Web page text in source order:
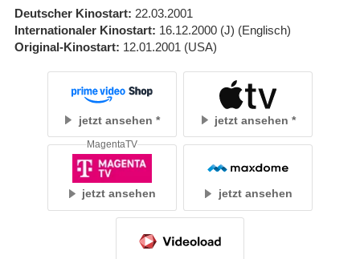
Deutscher Kinostart 22.03.2001
Internationaler Kinostart 16.12.2000 (J) (Englisch)
Original-Kinostart 12.01.2001 (USA)
jetzt ansehen jetzt ansehen
jetzt ansehen
MagentaTV
jetzt ansehen